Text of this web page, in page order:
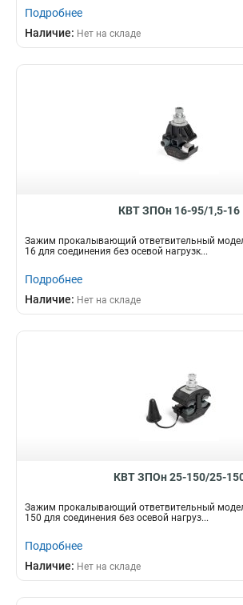
Подробнее
Наличие: Нет на складе
КВТ ЗПОн 16-95/1,5-16
Зажим прокалывающий ответвительный
16 для соединения без осевой нагрузк...
Подробнее
Наличие: Нет на складе
КВТ ЗПОн 25-150/25-
Зажим прокалывающий ответвительный
150 для соединения без осевой нагруз...
Подробнее
Наличие: Нет на складе